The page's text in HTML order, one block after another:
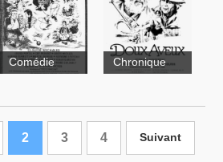
Comédie
Doux
aveux
Chronique
2 3 4 Suivant